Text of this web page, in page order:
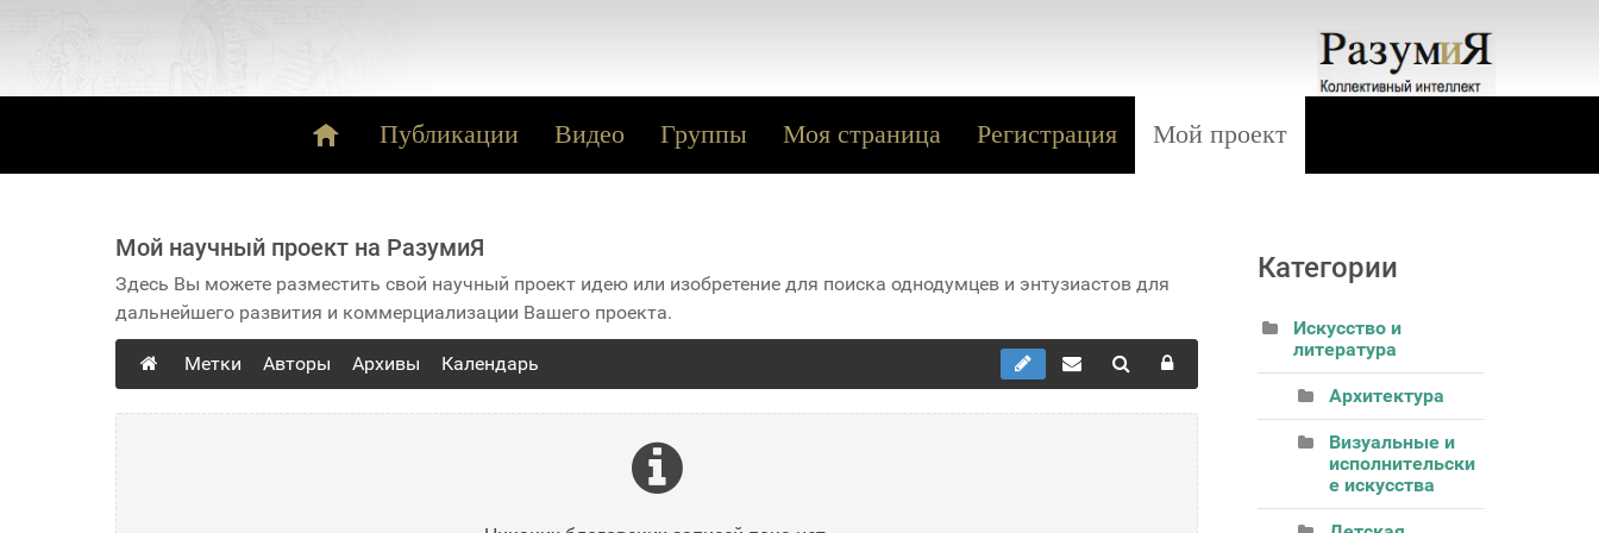
Публикации Видео Группы Моя страница Регистрация Мой проект
Мой научный проект на РазумиЯ
Здесь Вы можете разместить свой научный проект идею или изобретение для поиска однодумцев и энтузиастов для
дальнейшего развития и коммерциализации Вашего проекта.
Метки Авторы Архивы Календарь
Категории
Искусство и
литература
Архитектура
Визуальные и
исполнительски
е искусства